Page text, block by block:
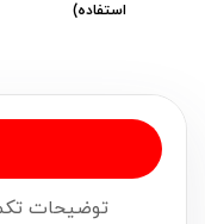
استفاده)
توضیحات